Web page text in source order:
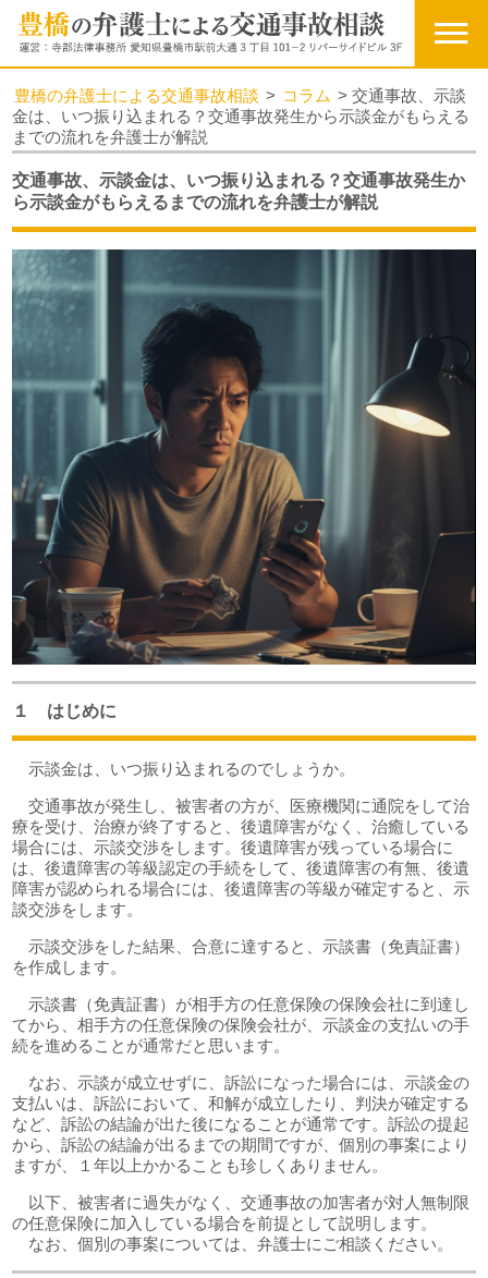
豊橋の弁護士による交通事故相談 > コラム >交通事故、示談
金は、いつ振り込まれる？交通事故発生から示談金がもらえる
までの流れを弁護士が解説
交通事故、示談金は、いつ振り込まれる？交通事故発生か
ら示談金がもらえるまでの流れを弁護士が解説
１ はじめに
示談金は、いつ振り込まれるのでしょうか。
交通事故が発生し、被害者の方が、医療機関に通院をして治
療を受け、治療が終了すると、後遺障害がなく、治癒している
場合には、示談交渉をします。後遺障害が残っている場合に
は、後遺障害の等級認定の手続をして、後遺障害の有無、後遺
障害が認められる場合には、後遺障害の等級が確定すると、示
談交渉をします。
示談交渉をした結果、合意に達すると、示談書（免責証書）
を作成します。
示談書（免責証書）が相手方の任意保険の保険会社に到達し
てから、相手方の任意保険の保険会社が、示談金の支払いの手
続を進めることが通常だと思います。
なお、示談が成立せずに、訴訟になった場合には、示談金の
支払いは、訴訟において、和解が成立したり、判決が確定する
など、訴訟の結論が出た後になることが通常です。訴訟の提起
から、訴訟の結論が出るまでの期間ですが、個別の事案により
ますが、１年以上かかることも珍しくありません。
以下、被害者に過失がなく、交通事故の加害者が対人無制限
の任意保険に加入している場合を前提として説明します。
なお、個別の事案については、弁護士にご相談ください。